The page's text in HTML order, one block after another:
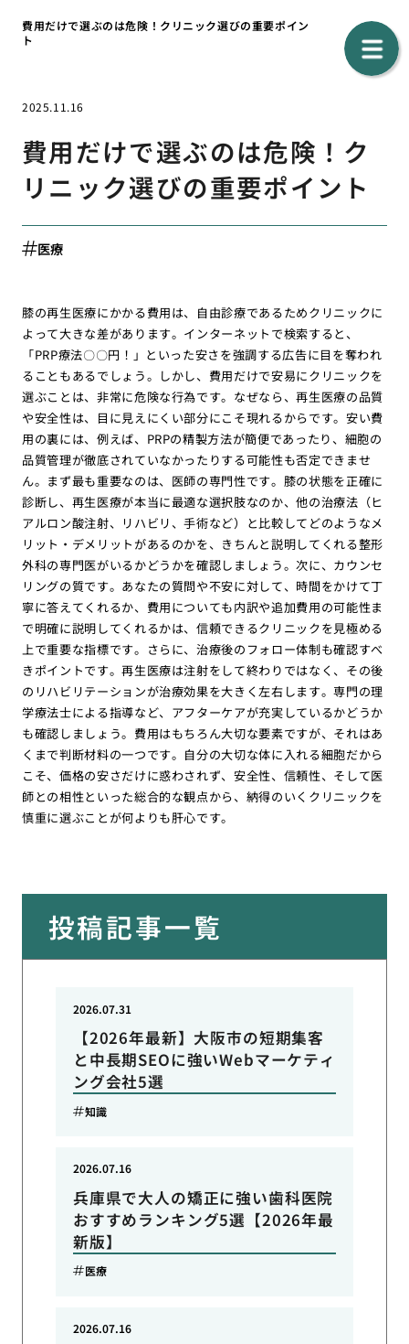
費用だけで選ぶのは危険！クリニック選びの重要ポイン
ト
2025.11.16
費用だけで選ぶのは危険！ク
リニック選びの重要ポイント
医療
膝の再生医療にかかる費用は、自由診療であるためクリニックに
よって大きな差があります。インターネットで検索すると、
「PRP療法〇〇円！」といった安さを強調する広告に目を奪われ
ることもあるでしょう。しかし、費用だけで安易にクリニックを
選ぶことは、非常に危険な行為です。なぜなら、再生医療の品質
や安全性は、目に見えにくい部分にこそ現れるからです。安い費
用の裏には、例えば、PRPの精製方法が簡便であったり、細胞の
品質管理が徹底されていなかったりする可能性も否定できませ
ん。まず最も重要なのは、医師の専門性です。膝の状態を正確に
診断し、再生医療が本当に最適な選択肢なのか、他の治療法（ヒ
アルロン酸注射、リハビリ、手術など）と比較してどのようなメ
リット・デメリットがあるのかを、きちんと説明してくれる整形
外科の専門医がいるかどうかを確認しましょう。次に、カウンセ
リングの質です。あなたの質問や不安に対して、時間をかけて丁
寧に答えてくれるか、費用についても内訳や追加費用の可能性ま
で明確に説明してくれるかは、信頼できるクリニックを見極める
上で重要な指標です。さらに、治療後のフォロー体制も確認すべ
きポイントです。再生医療は注射をして終わりではなく、その後
のリハビリテーションが治療効果を大きく左右します。専門の理
学療法士による指導など、アフターケアが充実しているかどうか
も確認しましょう。費用はもちろん大切な要素ですが、それはあ
くまで判断材料の一つです。自分の大切な体に入れる細胞だから
こそ、価格の安さだけに惑わされず、安全性、信頼性、そして医
師との相性といった総合的な観点から、納得のいくクリニックを
慎重に選ぶことが何よりも肝心です。
投稿記事一覧
【2026年最新】大阪市の短期集客
と中長期SEOに強いWebマーケティ
ング会社5選
2026.07.31
知識
兵庫県で大人の矯正に強い歯科医院
おすすめランキング5選【2026年最
新版】
2026.07.16
医療
2026.07.16